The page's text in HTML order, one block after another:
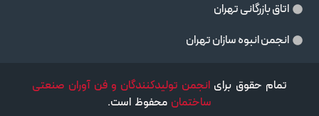
اتاق بازرگانی تهران
انجمن انبوه سازان تهران
تمام حقوق برای انجمن تولیدکنندگان و فن آوران صنعتی
ساختمان محفوظ است.